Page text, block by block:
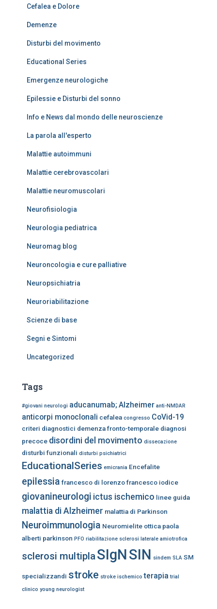
Cefalea e Dolore
Demenze
Disturbi del movimento
Educational Series
Emergenze neurologiche
Epilessie e Disturbi del sonno
Info e News dal mondo delle neuroscienze
La parola all'esperto
Malattie autoimmuni
Malattie cerebrovascolari
Malattie neuromuscolari
Neurofisiologia
Neurologia pediatrica
Neuromag blog
Neuroncologia e cure palliative
Neuropsichiatria
Neuroriabilitazione
Scienze di base
Segni e Sintomi
Uncategorized
Tags
#giovani neurologi aducanumab; Alzheimer anti-NMDAR
anticorpi monoclonali cefalea congresso CoVid-19
criteri diagnostici demenza fronto-temporale diagnosi
precoce disordini del movimento dissecazione
disturbi funzionali disturbi psichiatrici
EducationalSeries emicrania Encefalite
epilessia francesco di lorenzofrancesco iodice
giovanineurologi ictus ischemico linee guida
malattia di Alzheimer malattia di Parkinson
Neuroimmunologia Neuromielite ottica paola
alberti parkinson PFO riabilitazione sclerosi laterale amiotrofica
sclerosi multiplaSIgNSIN sindem SLA SM
specializzandi stroke stroke ischemico terapia trial
clinico young neurologist